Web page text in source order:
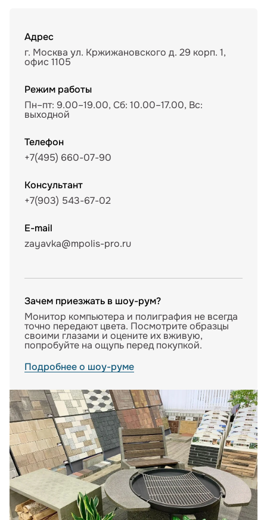
Адрес
г. Москва ул. Кржижановского д. 29 корп. 1,
офис 1105
Режим работы
Пн–пт: 9.00–19.00, Сб: 10.00–17.00, Вс:
выходной
Телефон
+7(495) 660-07-90
Консультант
+7(903) 543-67-02
E-mail
zayavka@mpolis-pro.ru
Зачем приезжать в шоу-рум?
Монитор компьютера и полиграфия не всегда
точно передают цвета. Посмотрите образцы
своими глазами и оцените их вживую,
попробуйте на ощупь перед покупкой.
Подробнее о шоу-руме